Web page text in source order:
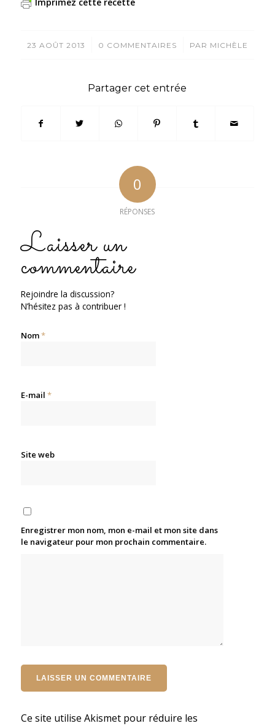
23 AOÛT 2013
/ 0 COMMENTAIRES
/ PAR MICHÈLE
Partager cet entrée
0
RÉPONSES
Laisser un
commentaire
Rejoindre la discussion?
N’hésitez pas à contribuer !
Nom*
E-mail *
Site web
Enregistrer mon nom, mon e-mail et mon site dans
le navigateur pour mon prochain commentaire.
Ce site utilise Akismet pour réduire les